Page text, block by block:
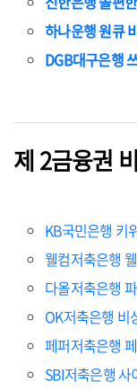
하나운행 원큐
DGB대구은행
제 2금융권
KB국민은행 키
웰컴저축은행
다올저축은행
OK저축은행 비
페퍼저축은행
SBI저축은행